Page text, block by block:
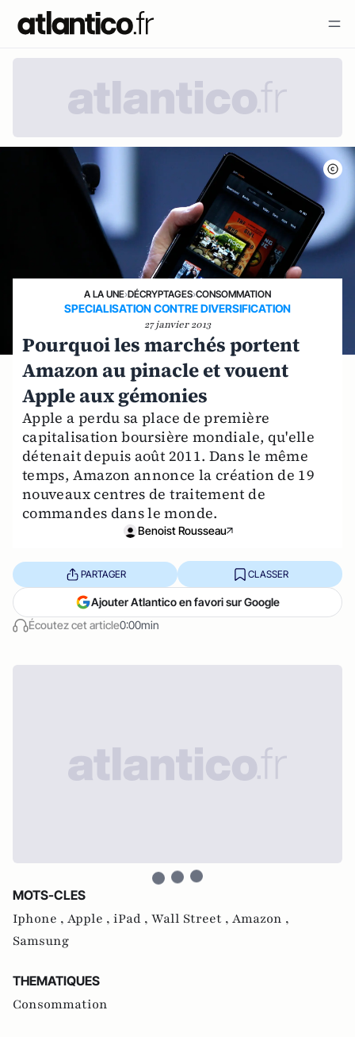
A LA UNE›DÉCRYPTAGES›CONSOMMATION
SPECIALISATION CONTRE DIVERSIFICATION
27 janvier 2013
Pourquoi les marchés portent
Amazon au pinacle et vouent
Apple aux gémonies
Apple a perdu sa place de première
capitalisation boursière mondiale, qu'elle
détenait depuis août 2011. Dans le même
temps, Amazon annonce la création de 19
nouveaux centres de traitement de
commandes dans le monde.
Benoist Rousseau
Écoutez cet article0:00min
PARTAGER CLASSER
Ajouter Atlantico en favori sur Google
MOTS-CLES
Iphone , Apple , iPad , Wall Street , Amazon ,
Samsung
THEMATIQUES
Consommation